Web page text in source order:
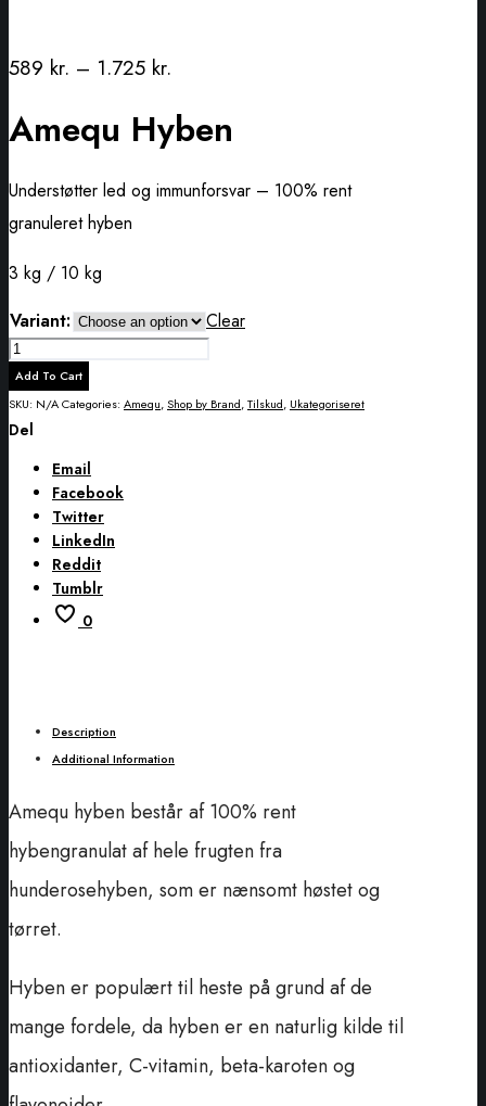
589 kr. – 1.725 kr.
Amequ Hyben
Understøtter led og immunforsvar – 100% rent
granuleret hyben
3 kg / 10 kg
Variant:
Clear
Amequ
Hyben
quantity
Add To Cart
SKU: N/ACategories:Amequ,Shop by Brand,Tilskud, Ukategoriseret
Del
Email
Facebook
Twitter
LinkedIn
Reddit
Tumblr
0
Description
Additional Information
Amequ hyben består af 100% rent
hybengranulat af hele frugten fra
hunderosehyben, som er nænsomt høstet og
tørret.
Hyben er populært til heste på grund af de
mange fordele, da hyben er en naturlig kilde til
antioxidanter, C-vitamin, beta-karoten og